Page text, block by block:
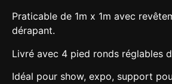
Praticable de 1m x 1m avec
dérapant.
Livré avec 4 pied ronds réglables
Idéal pour show, expo, support